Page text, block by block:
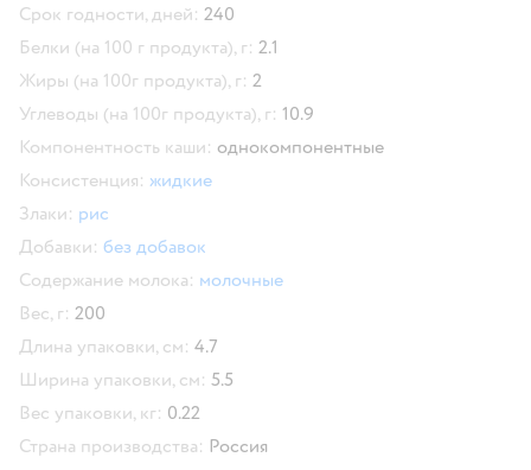
Срок годности, дней: 240
Белки (на 100 г продукта), г: 2.1
Жиры (на 100г продукта), г: 2
Углеводы (на 100г продукта), г: 10.9
Компонентность каши: однокомпонентные
Консистенция: жидкие
Злаки: рис
Добавки: без добавок
Содержание молока: молочные
Вес, г: 200
Длина упаковки, см: 4.7
Ширина упаковки, см: 5.5
Вес упаковки, кг: 0.22
Страна производства: Россия